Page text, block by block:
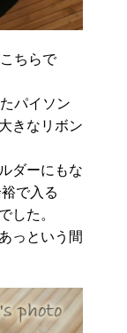
ちらで
パイソン
きなリボン
ダーにもな
で入る
した。
っという間